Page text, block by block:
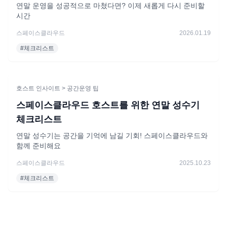
연말 운영을 성공적으로 마쳤다면? 이제 새롭게 다시 준비할
시간
스페이스클라우드 2026.01.19
#체크리스트
호스트 인사이트 > 공간운영 팁
스페이스클라우드 호스트를 위한 연말 성수기
체크리스트
연말 성수기는 공간을 기억에 남길 기회! 스페이스클라우드와
함께 준비해요
스페이스클라우드 2025.10.23
#체크리스트